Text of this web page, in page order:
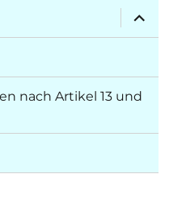
öffnen
nach Artikel 13 und